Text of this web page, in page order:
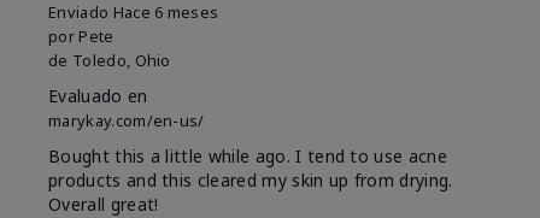
Enviado Hace 6 meses
por Pete
de Toledo, Ohio
Evaluado en
marykay.com/en-us/
Bought this a little while ago. I tend to use acne
products and this cleared my skin up from drying.
Overall great!